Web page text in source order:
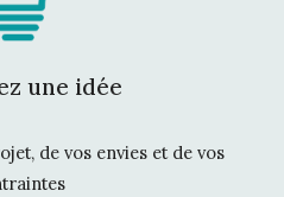
une idée
de vos envies et de vos